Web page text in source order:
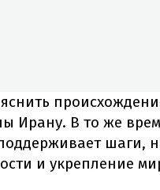
Ирану. В то же
шаги,
и укрепление